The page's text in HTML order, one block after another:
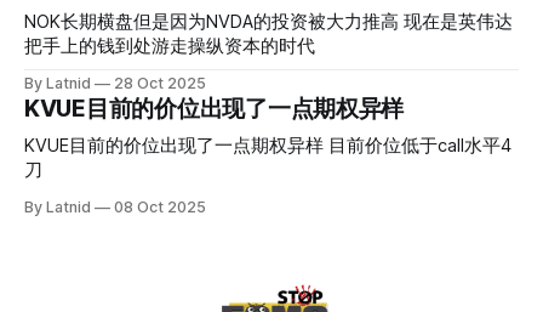
NOK长期横盘但是因为NVDA的投资被大力推高 现在是英伟达
把手上的钱到处游走操纵资本的时代
By Latnid 28 Oct 2025
KVUE目前的价位出现了一点期权异样
KVUE目前的价位出现了一点期权异样 目前价位低于call水平4
刀
By Latnid 08 Oct 2025